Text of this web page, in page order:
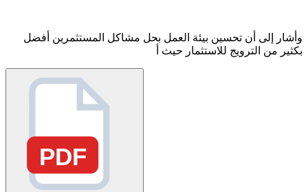
وأشار إلى أن تحسين بيئة العمل بحل مشاكل المستثمرين أفضل
بكثير من الترويج للاستثمار حيث أ
PDF